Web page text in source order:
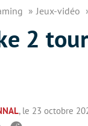
Jeux-vidéo
2
, le 23 octobre